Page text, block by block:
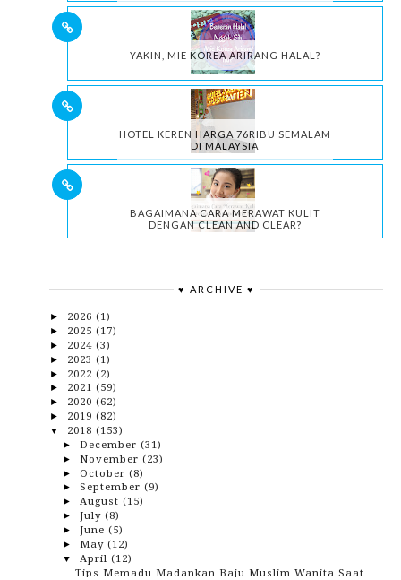
YAKIN, MIE KOREA ARIRANG HALAL?
HOTEL KEREN HARGA 76RIBU SEMALAM
DI MALAYSIA
BAGAIMANA CARA MERAWAT KULIT
DENGAN CLEAN AND CLEAR?
♥ ARCHIVE ♥
► 2026 (1)
► 2025 (17)
► 2024 (3)
► 2023 (1)
► 2022 (2)
► 2021 (59)
► 2020 (62)
► 2019 (82)
▼ 2018 (153)
► December (31)
► November (23)
► October (8)
► September (9)
► August (15)
► July (8)
► June (5)
► May (12)
▼ April (12)
Tips Memadu Madankan Baju Muslim Wanita Saat